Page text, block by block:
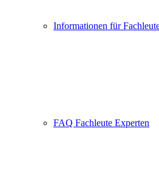
Informationen für
FAQ Fachleute Experten